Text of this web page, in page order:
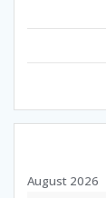
August 2026